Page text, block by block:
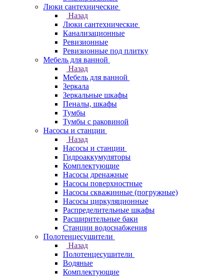
Люки сантехнические
Назад
Люки сантехнические
Канализационные
Ревизионные
Ревизионные под плитку
Мебель для ванной
Назад
Мебель для ванной
Зеркала
Зеркальные шкафы
Пеналы, шкафы
Тумбы
Тумбы с раковиной
Насосы и станции
Назад
Насосы и станции
Гидроаккумуляторы
Комплектующие
Насосы дренажные
Насосы поверхностные
Насосы скважинные (погружные)
Насосы циркуляционные
Распределительные шкафы
Расширительные баки
Станции водоснабжения
Полотенцесушители
Назад
Полотенцесушители
Водяные
Комплектующие